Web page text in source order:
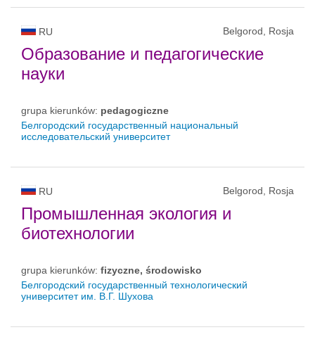
RU Belgorod, Rosja
Образование и педагогические
науки
grupa kierunków: pedagogiczne
Белгородский государственный национальный
исследовательский университет
RU Belgorod, Rosja
Промышленная экология и
биотехнологии
grupa kierunków: fizyczne, środowisko
Белгородский государственный технологический
университет им. В.Г. Шухова